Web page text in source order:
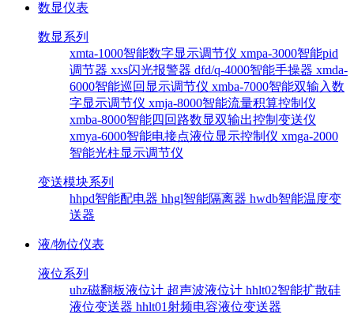
数显仪表
数显系列
xmta-1000智能数字显示调节仪 xmpa-3000智能pid
调节器 xxs闪光报警器 dfd/q-4000智能手操器 xmda-
6000智能巡回显示调节仪 xmba-7000智能双输入数
字显示调节仪 xmja-8000智能流量积算控制仪
xmba-8000智能四回路数显双输出控制变送仪
xmya-6000智能电接点液位显示控制仪 xmga-2000
智能光柱显示调节仪
变送模块系列
hhpd智能配电器 hhgl智能隔离器 hwdb智能温度变
送器
液/物位仪表
液位系列
uhz磁翻板液位计 超声波液位计 hhlt02智能扩散硅
液位变送器 hhlt01射频电容液位变送器